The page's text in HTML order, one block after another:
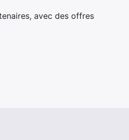
avec des offres